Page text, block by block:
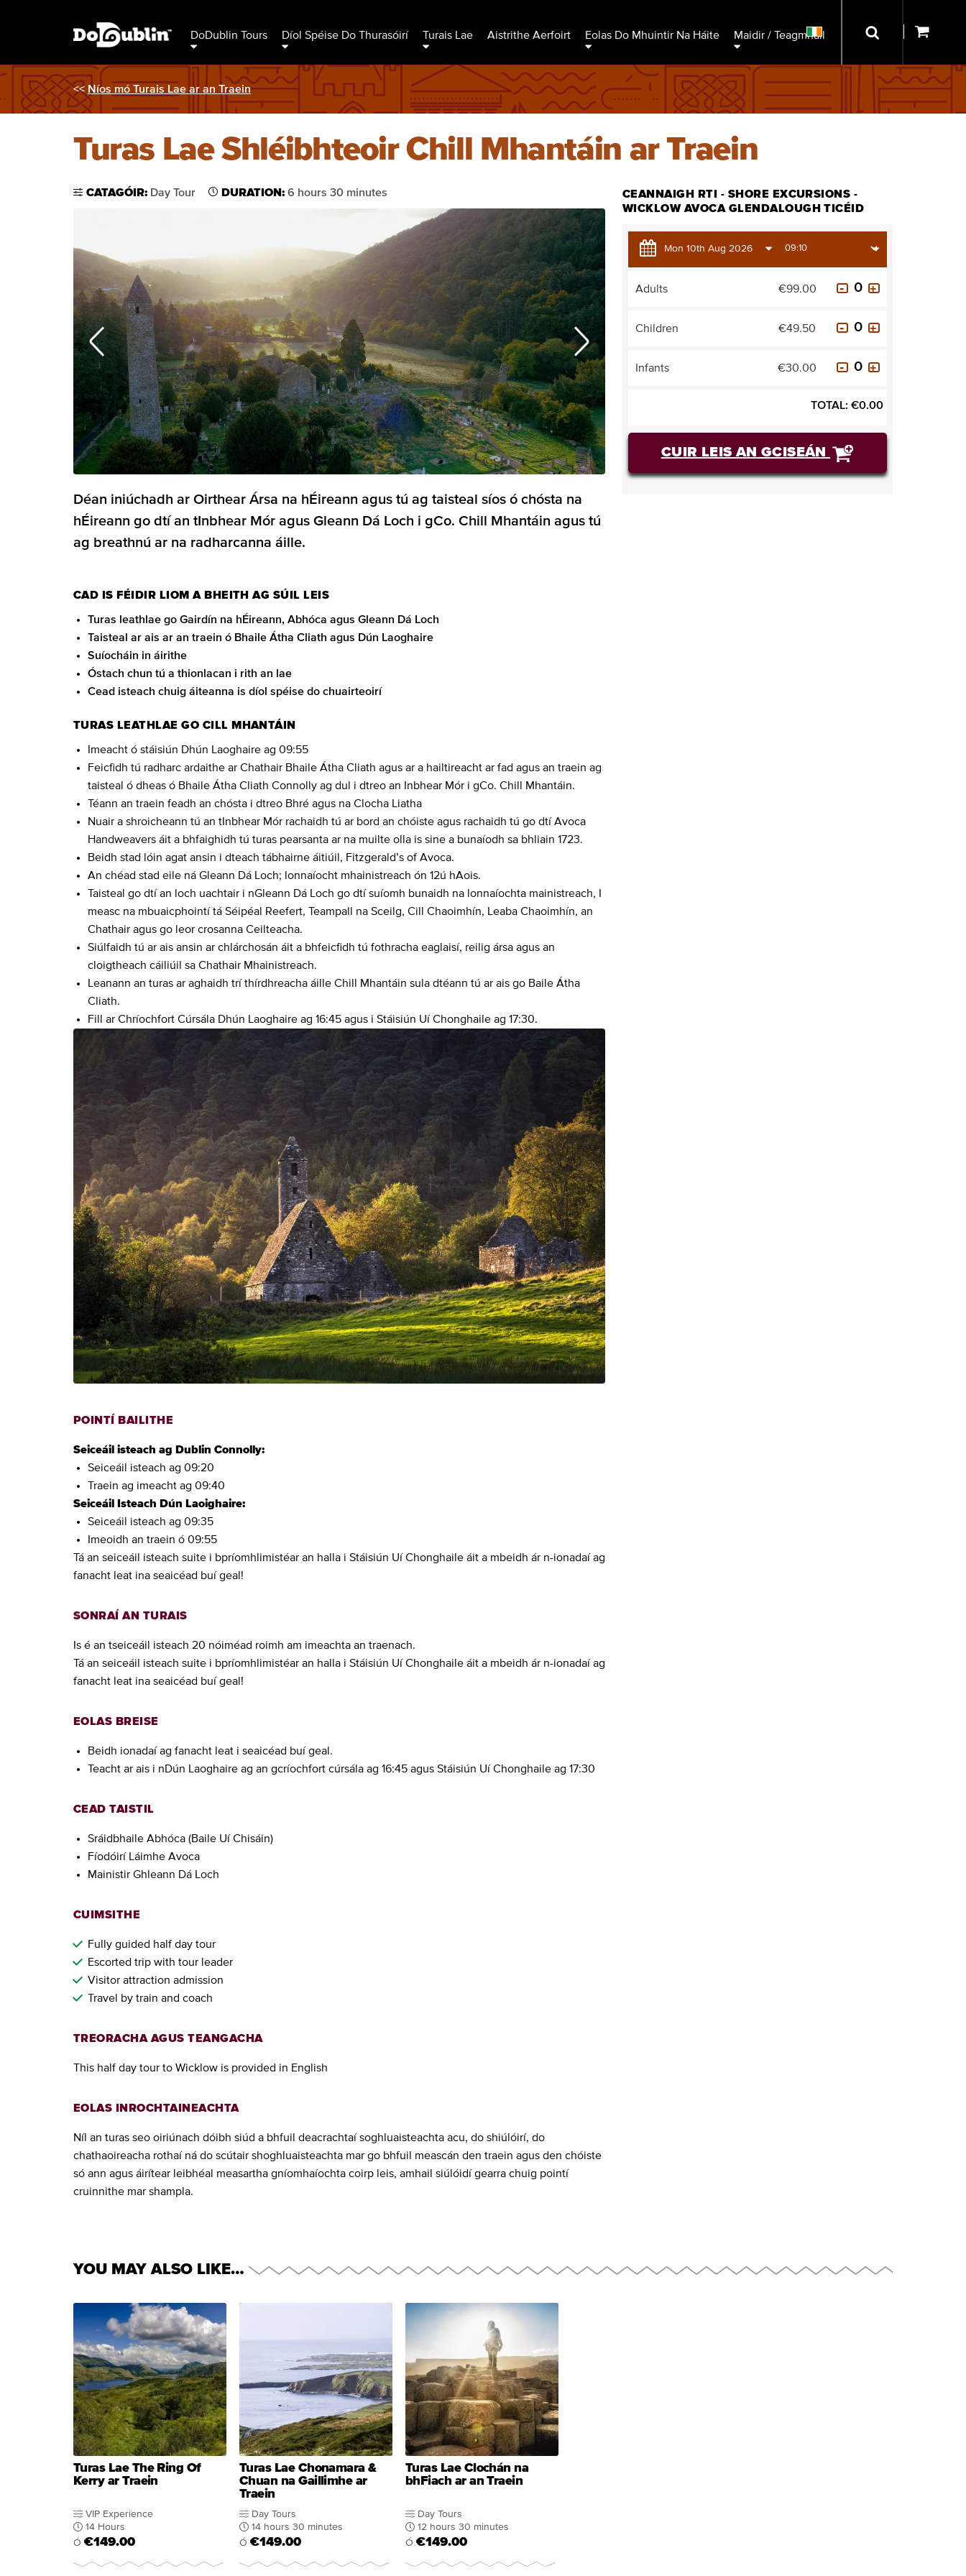
DoDublin Tours Díol Spéise Do Thurasóirí Turais Lae Aistrithe Aerfoirt Eolas Do Mhuintir Na Háite Maidir / Teagmháil
<< Níos mó Turais Lae ar an Traein
Turas Lae Shléibhteoir Chill Mhantáin ar Traein
CATAGÓIR: Day Tour DURATION: 6 hours 30 minutes
Déan iniúchadh ar Oirthear Ársa na hÉireann agus tú ag taisteal síos ó chósta na
hÉireann go dtí an tInbhear Mór agus Gleann Dá Loch i gCo. Chill Mhantáin agus tú
ag breathnú ar na radharcanna áille.
CAD IS FÉIDIR LIOM A BHEITH AG SÚIL LEIS
Turas leathlae go Gairdín na hÉireann, Abhóca agus Gleann Dá Loch
Taisteal ar ais ar an traein ó Bhaile Átha Cliath agus Dún Laoghaire
Suíocháin in áirithe
Óstach chun tú a thionlacan i rith an lae
Cead isteach chuig áiteanna is díol spéise do chuairteoirí
TURAS LEATHLAE GO CILL MHANTÁIN
Imeacht ó stáisiún Dhún Laoghaire ag 09:55
Feicfidh tú radharc ardaithe ar Chathair Bhaile Átha Cliath agus ar a hailtireacht ar fad agus an traein ag
taisteal ó dheas ó Bhaile Átha Cliath Connolly ag dul i dtreo an Inbhear Mór i gCo. Chill Mhantáin.
Téann an traein feadh an chósta i dtreo Bhré agus na Clocha Liatha
Nuair a shroicheann tú an tInbhear Mór rachaidh tú ar bord an chóiste agus rachaidh tú go dtí Avoca
Handweavers áit a bhfaighidh tú turas pearsanta ar na muilte olla is sine a bunaíodh sa bhliain 1723.
Beidh stad lóin agat ansin i dteach tábhairne áitiúil, Fitzgerald’s of Avoca.
An chéad stad eile ná Gleann Dá Loch; lonnaíocht mhainistreach ón 12ú hAois.
Taisteal go dtí an loch uachtair i nGleann Dá Loch go dtí suíomh bunaidh na lonnaíochta mainistreach, I
measc na mbuaicphointí tá Séipéal Reefert, Teampall na Sceilg, Cill Chaoimhín, Leaba Chaoimhín, an
Chathair agus go leor crosanna Ceilteacha.
Siúlfaidh tú ar ais ansin ar chlárchosán áit a bhfeicfidh tú fothracha eaglaisí, reilig ársa agus an
cloigtheach cáiliúil sa Chathair Mhainistreach.
Leanann an turas ar aghaidh trí thírdhreacha áille Chill Mhantáin sula dtéann tú ar ais go Baile Átha
Cliath.
Fill ar Chríochfort Cúrsála Dhún Laoghaire ag 16:45 agus i Stáisiún Uí Chonghaile ag 17:30.
POINTÍ BAILITHE
Seiceáil isteach ag Dublin Connolly:
Seiceáil isteach ag 09:20
Traein ag imeacht ag 09:40
Seiceáil Isteach Dún Laoighaire:
Seiceáil isteach ag 09:35
Imeoidh an traein ó 09:55
Tá an seiceáil isteach suite i bpríomhlimistéar an halla i Stáisiún Uí Chonghaile áit a mbeidh ár n-ionadaí ag
fanacht leat ina seaicéad buí geal!
SONRAÍ AN TURAIS
Is é an tseiceáil isteach 20 nóiméad roimh am imeachta an traenach.
Tá an seiceáil isteach suite i bpríomhlimistéar an halla i Stáisiún Uí Chonghaile áit a mbeidh ár n-ionadaí ag
fanacht leat ina seaicéad buí geal!
EOLAS BREISE
Beidh ionadaí ag fanacht leat i seaicéad buí geal.
Teacht ar ais i nDún Laoghaire ag an gcríochfort cúrsála ag 16:45 agus Stáisiún Uí Chonghaile ag 17:30
CEAD TAISTIL
Sráidbhaile Abhóca (Baile Uí Chisáin)
Fíodóirí Láimhe Avoca
Mainistir Ghleann Dá Loch
CUIMSITHE
Fully guided half day tour
Escorted trip with tour leader
Visitor attraction admission
Travel by train and coach
TREORACHA AGUS TEANGACHA
This half day tour to Wicklow is provided in English
EOLAS INROCHTAINEACHTA
Níl an turas seo oiriúnach dóibh siúd a bhfuil deacrachtaí soghluaisteachta acu, do shiúlóirí, do
chathaoireacha rothaí ná do scútair shoghluaisteachta mar go bhfuil meascán den traein agus den chóiste
só ann agus áirítear leibhéal measartha gníomhaíochta coirp leis, amhail siúlóidí gearra chuig pointí
cruinnithe mar shampla.
CEANNAIGH RTI - SHORE EXCURSIONS -
WICKLOW AVOCA GLENDALOUGH TICÉID
Adults €99.00
Children €49.50
Infants €30.00
TOTAL: €0.00
CUIR LEIS AN GCISEÁN
YOU MAY ALSO LIKE…
Turas Lae The Ring Of
Kerry ar Traein
VIP Experience
14 Hours
Ó €149.00
Turas Lae Chonamara &
Chuan na Gaillimhe ar
Traein
Day Tours
14 hours 30 minutes
Ó €149.00
Turas Lae Clochán na
bhFiach ar an Traein
Day Tours
12 hours 30 minutes
Ó €149.00